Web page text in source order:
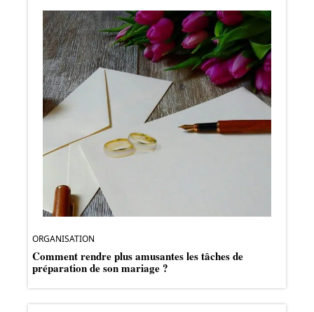
ORGANISATION
Comment rendre plus amusantes les tâches de
préparation de son mariage ?